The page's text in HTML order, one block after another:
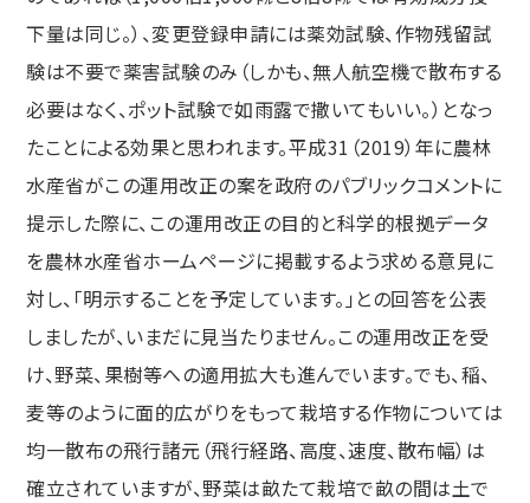
下量は同じ。）、変更登録申請には薬効試験、作物残留試
験は不要で薬害試験のみ（しかも、無人航空機で散布する
必要はなく、ポット試験で如雨露で撒いてもいい。）となっ
たことによる効果と思われます。平成31（2019）年に農林
水産省がこの運用改正の案を政府のパブリックコメントに
提示した際に、この運用改正の目的と科学的根拠データ
を農林水産省ホームページに掲載するよう求める意見に
対し、「明示することを予定しています。」との回答を公表
しましたが、いまだに見当たりません。この運用改正を受
け、野菜、果樹等への適用拡大も進んでいます。でも、稲、
麦等のように面的広がりをもって栽培する作物については
均一散布の飛行諸元（飛行経路、高度、速度、散布幅）は
確立されていますが、野菜は畝たて栽培で畝の間は土で